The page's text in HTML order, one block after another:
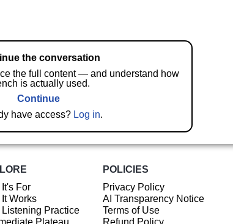
the conversation
the full content — and understand how
is actually used.
Continue
have access? Log in.
For
Works
Listening Practice
Plateau
POLICIES
Privacy Policy
AI Transparency Notice
Terms of Use
Refund Policy